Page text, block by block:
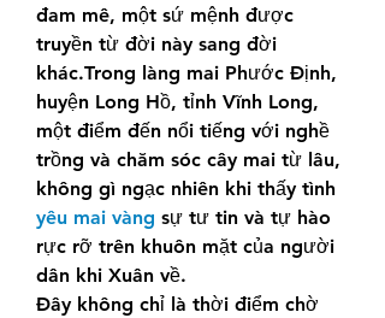
đam mê, một sứ mệnh được
truyền từ đời này sang đời
khác.Trong làng mai Phước Định,
huyện Long Hồ, tỉnh Vĩnh Long,
một điểm đến nổi tiếng với nghề
trồng và chăm sóc cây mai từ lâu,
yêu mai vàng sự tư tin và tự hào
rực rỡ trên khuôn mặt của người
dân khi Xuân về.
Đây không chỉ là thời điểm chờ